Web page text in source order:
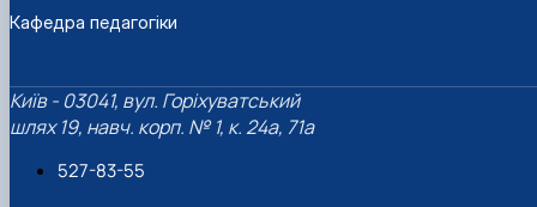
Кафедра педагогіки
Київ - 03041, вул. Горіхуватський
шлях 19, навч. корп. № 1, к. 24а, 71а
527-83-55